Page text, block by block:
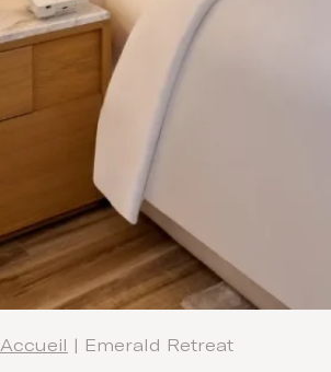
Accueil Emerald Retreat